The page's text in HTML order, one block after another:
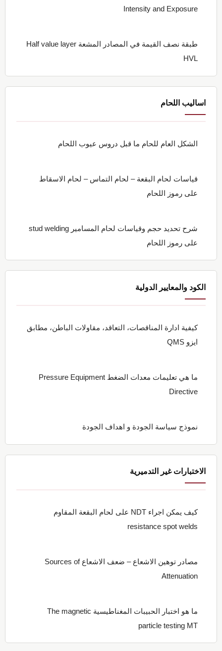
Intensity and Exposure
طبقة نصف القيمة في المصادر المشعة Half value layer
HVL
اساليب اللحام
الشكل العام للحام ما قبل دروس عيوب اللحام
قياسات لحام البقعة – لحام التماس – لحام الاسقاط
على رموز اللحام
شرح تحديد حجم وقياسات لحام المسامير stud welding
على رموز اللحام
الكود والمعايير الدولية
كيفية ادارة المناقصات، التعاقد، مقاولات الباطن، مطابق
ايزو QMS
ما هي تعليمات معدات الضغط Pressure Equipment
Directive
نموذج سياسة الجودة و اهداف الجودة
الاختبارات غير التدميرية
كيف يمكن اجراء NDT على لحام البقعة المقاوم
resistance spot welds
مصادر توهين الاشعاع – ضعف الاشعاع Sources of
Attenuation
ما هو اختبار الحبيبات المغناطيسية The magnetic
particle testing MT